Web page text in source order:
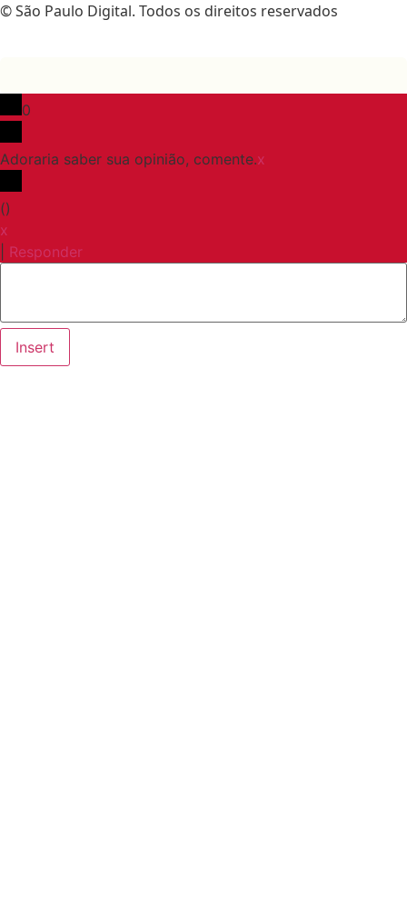
© São Paulo Digital. Todos os direitos reservados
0
Adoraria saber sua opinião, comente.x
()
x
Responder
Insert